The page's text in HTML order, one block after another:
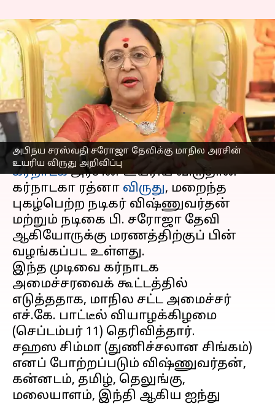
அபிநய சரஸ்வதி சரோஜா தேவிக்கு மாநில அரசின்
உயரிய விருது அறிவிப்பு
மறைந்த அபிநய சரஸ்வதி
சரோஜா தேவிக்கு மாநில
அரசின் உயரிய விருது
அறிவிப்பு
எழுதியவர் Sekar Chinnappan Sep 11, 2025 08:14 pm
செய்தி முன்னோட்டம்
கர்நாடகஅரசின் உயரிய விருதான
கர்நாடகா ரத்னா விருது, மறைந்த
புகழ்பெற்ற நடிகர் விஷ்ணுவர்தன்
மற்றும் நடிகை பி. சரோஜா தேவி
ஆகியோருக்கு மரணத்திற்குப் பின்
வழங்கப்பட உள்ளது.
இந்த முடிவை கர்நாடக
அமைச்சரவைக் கூட்டத்தில்
எடுத்ததாக, மாநில சட்ட அமைச்சர்
எச்.கே. பாட்டீல் வியாழக்கிழமை
(செப்டம்பர் 11) தெரிவித்தார்.
சஹஸ சிம்மா (துணிச்சலான சிங்கம்)
எனப் போற்றப்படும் விஷ்ணுவர்தன்,
கன்னடம், தமிழ், தெலுங்கு,
மலையாளம், இந்தி ஆகிய ஐந்து